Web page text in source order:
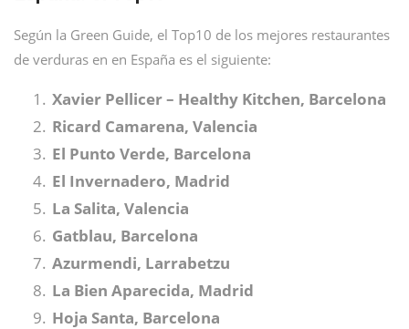
Según la Green Guide, el Top10 de los mejores restaurantes
de verduras en en España es el siguiente:
Xavier Pellicer – Healthy Kitchen, Barcelona
Ricard Camarena, Valencia
El Punto Verde, Barcelona
El Invernadero, Madrid
La Salita, Valencia
Gatblau, Barcelona
Azurmendi, Larrabetzu
La Bien Aparecida, Madrid
Hoja Santa, Barcelona